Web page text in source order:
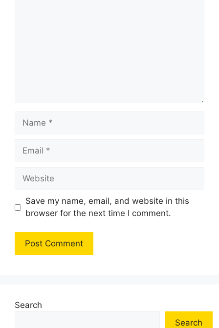
Name
Email
Website
Save my name, email, and website in this
browser for the next time I comment.
Search
Search